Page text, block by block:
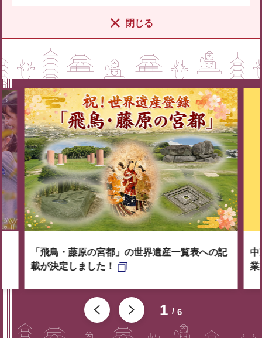
閉じる
1 6
「飛鳥・藤原の宮都」の世界遺産一覧表への記
載が決定しました！
中
業